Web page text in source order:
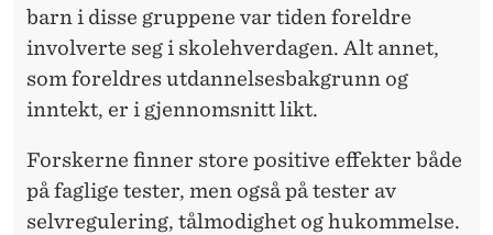
barn i disse gruppene var tiden foreldre
involverte seg i skolehverdagen. Alt annet,
som foreldres utdannelsesbakgrunn og
inntekt, er i gjennomsnitt likt.
Forskerne finner store positive effekter både
på faglige tester, men også på tester av
selvregulering, tålmodighet og hukommelse.